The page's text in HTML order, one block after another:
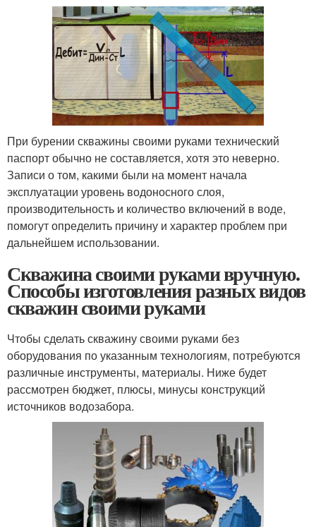
При бурении скважины своими руками технический
паспорт обычно не составляется, хотя это неверно.
Записи о том, какими были на момент начала
эксплуатации уровень водоносного слоя,
производительность и количество включений в воде,
помогут определить причину и характер проблем при
дальнейшем использовании.
Скважина своими руками вручную.
Способы изготовления разных видов
скважин своими руками
Чтобы сделать скважину своими руками без
оборудования по указанным технологиям, потребуются
различные инструменты, материалы. Ниже будет
рассмотрен бюджет, плюсы, минусы конструкций
источников водозабора.